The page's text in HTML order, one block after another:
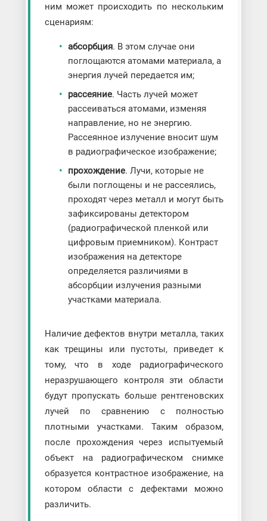
ним может происходить по нескольким
сценариям:
абсорбция. В этом случае они
поглощаются атомами материала, а
энергия лучей передается им;
рассеяние. Часть лучей может
рассеиваться атомами, изменяя
направление, но не энергию.
Рассеянное излучение вносит шум
в радиографическое изображение;
прохождение. Лучи, которые не
были поглощены и не рассеялись,
проходят через металл и могут быть
зафиксированы детектором
(радиографической пленкой или
цифровым приемником). Контраст
изображения на детекторе
определяется различиями в
абсорбции излучения разными
участками материала.
Наличие дефектов внутри металла, таких
как трещины или пустоты, приведет к
тому, что в ходе радиографического
неразрушающего контроля эти области
будут пропускать больше рентгеновских
лучей по сравнению с полностью
плотными участками. Таким образом,
после прохождения через испытуемый
объект на радиографическом снимке
образуется контрастное изображение, на
котором области с дефектами можно
различить.